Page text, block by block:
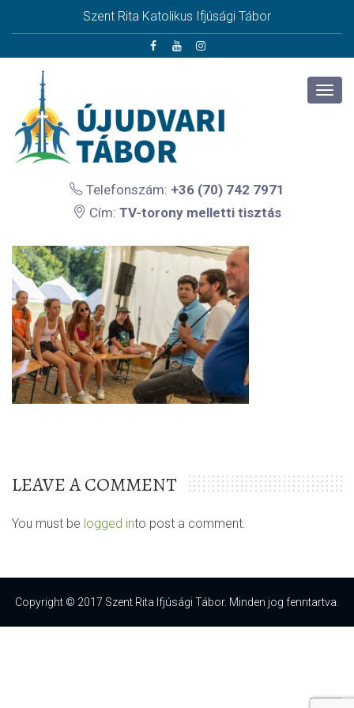
Szent Rita Katolikus Ifjúsági Tábor
Telefonszám: +36 (70) 742 7971
Cím: TV-torony melletti tisztás
LEAVE A COMMENT
You must be logged into post a comment.
Copyright © 2017 Szent Rita Ifjúsági Tábor. Minden jog fenntartva.